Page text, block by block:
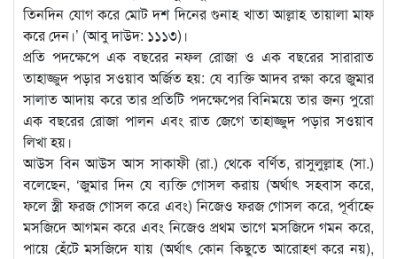
তিনদিন যোগ করে মোট দশ দিনের গুনাহ খাতা আল্লাহ তায়ালা মাফ
করে দেন।’ (আবু দাউদ: ১১১৩)।
প্রতি পদক্ষেপে এক বছরের নফল রোজা ও এক বছরের সারারাত
তাহাজ্জুদ পড়ার সওয়াব অর্জিত হয়: যে ব্যক্তি আদব রক্ষা করে জুমার
সালাত আদায় করে তার প্রতিটি পদক্ষেপের বিনিময়ে তার জন্য পুরো
এক বছরের রোজা পালন এবং রাত জেগে তাহাজ্জুদ পড়ার সওয়াব
লিখা হয়।
আউস বিন আউস আস সাকাফী (রা.) থেকে বর্ণিত, রাসুলুল্লাহ (সা.)
বলেছেন, ‘জুমার দিন যে ব্যক্তি গোসল করায় (অর্থাৎ সহবাস করে,
ফলে স্ত্রী ফরজ গোসল করে এবং) নিজেও ফরজ গোসল করে, পূর্বাহ্ণে
মসজিদে আগমন করে এবং নিজেও প্রথম ভাগে মসজিদে গমন করে,
পায়ে হেঁটে মসজিদে যায় (অর্থাৎ কোন কিছুতে আরোহণ করে নয়),